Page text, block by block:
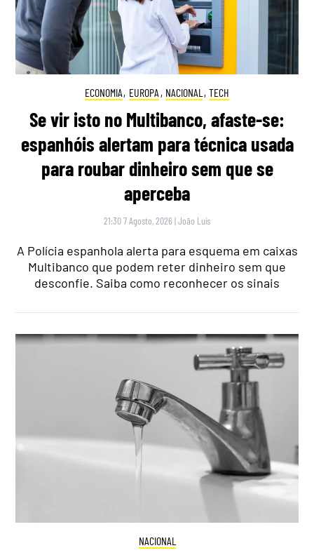
ECONOMIA, EUROPA , NACIONAL , TECH
Se vir isto no Multibanco, afaste-se:
espanhóis alertam para técnica usada
para roubar dinheiro sem que se
aperceba
21:30 7 Agosto, 2026 |João Luís
A Polícia espanhola alerta para esquema em caixas
Multibanco que podem reter dinheiro sem que
desconfie. Saiba como reconhecer os sinais
NACIONAL